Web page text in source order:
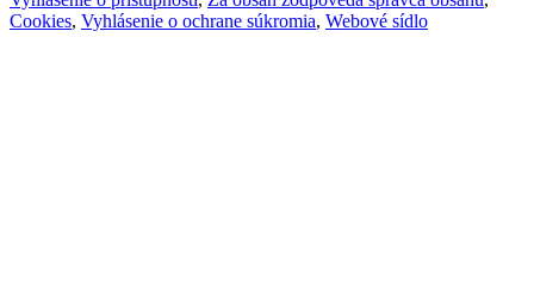
Cookies, Vyhlásenie o ochrane súkromia, Webové sídlo